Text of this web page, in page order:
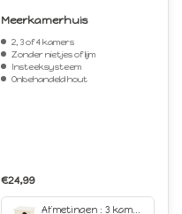
Meerkamerhuis
2, 3 of 4 kamers
Zonder nietjes of lijm
Insteeksysteem
Onbehandeld hout
€24,99
Afmetingen : 3 kamers 30 x 30 x 12 cm